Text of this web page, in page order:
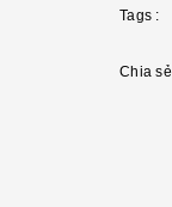
Tags :
Chia